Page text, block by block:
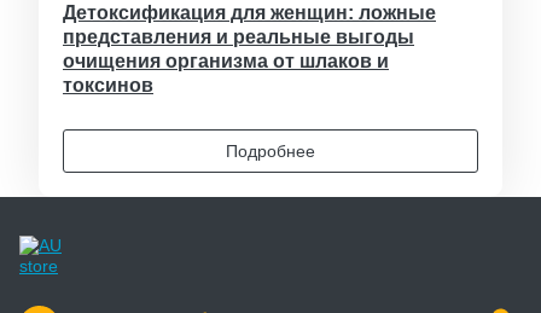
Детоксификация для женщин: ложные
представления и реальные выгоды
очищения организма от шлаков и
токсинов
Подробнее